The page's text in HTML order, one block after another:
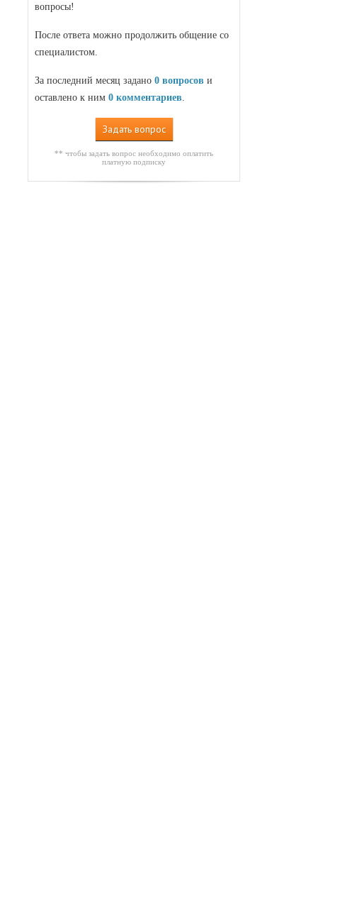
вопросы!
После ответа можно продолжить общение со
специалистом.
За последний месяц задано 0 вопросов и
оставлено к ним 0 комментариев
Задать вопрос
** чтобы задать вопрос необходимо оплатить
платную подписку